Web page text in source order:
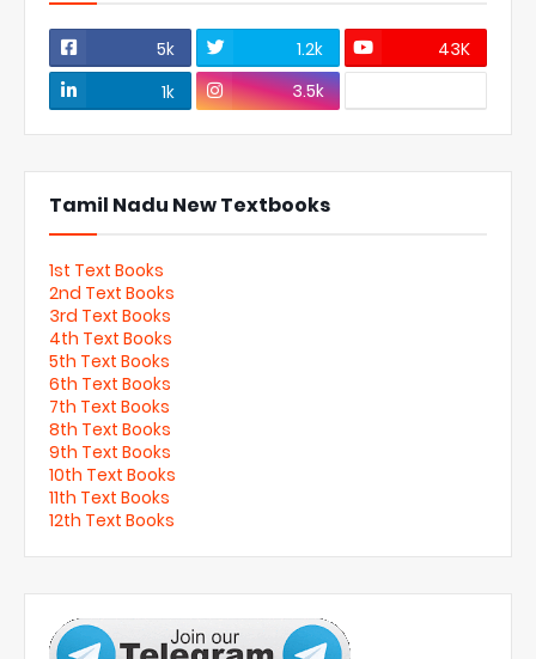
5k 1.2k
43K
1k
3.5k
Tamil Nadu New Textbooks
1st Text Books
2nd Text Books
3rd Text Books
4th Text Books
5th Text Books
6th Text Books
7th Text Books
8th Text Books
9th Text Books
10th Text Books
11th Text Books
12th Text Books